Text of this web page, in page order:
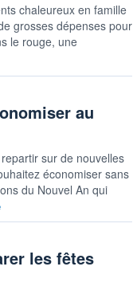
chaleureux en famille
grosses dépenses pour
le rouge, une
au
sur de nouvelles
économiser sans
du Nouvel An qui
les fêtes